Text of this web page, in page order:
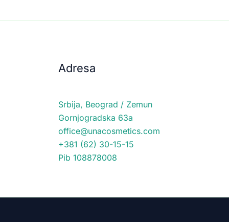
Adresa
Srbija, Beograd / Zemun
Gornjogradska 63a
office@unacosmetics.com
+381 (62) 30-15-15
Pib 108878008